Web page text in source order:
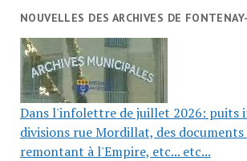
NOUVELLES DES ARCHIVES DE
Dans l'infolettre de juillet 2026: puits
divisions rue Mordillat, des documents
remontant à l'Empire, etc... etc...